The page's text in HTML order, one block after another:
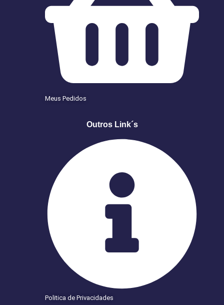
Meus Pedidos
Outros Link´s
Politica de Privacidades